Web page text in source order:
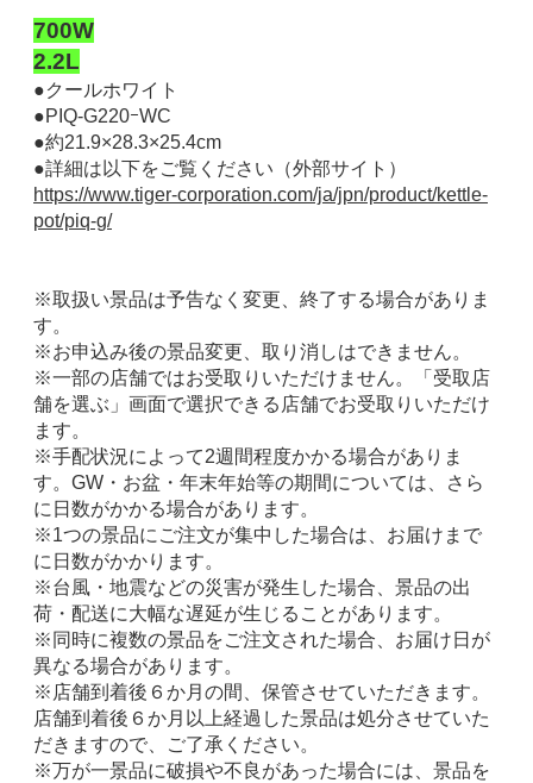
700W
2.2L
●クールホワイト
●PIQ-G220ｰWC
●約21.9×28.3×25.4cm
●詳細は以下をご覧ください（外部サイト）
https://www.tiger-corporation.com/ja/jpn/product/kettle-
pot/piq-g/
※取扱い景品は予告なく変更、終了する場合がありま
す。
※お申込み後の景品変更、取り消しはできません。
※一部の店舗ではお受取りいただけません。「受取店
舗を選ぶ」画面で選択できる店舗でお受取りいただけ
ます。
※手配状況によって2週間程度かかる場合がありま
す。GW・お盆・年末年始等の期間については、さら
に日数がかかる場合があります。
※1つの景品にご注文が集中した場合は、お届けまで
に日数がかかります。
※台風・地震などの災害が発生した場合、景品の出
荷・配送に大幅な遅延が生じることがあります。
※同時に複数の景品をご注文された場合、お届け日が
異なる場合があります。
※店舗到着後６か月の間、保管させていただきます。
店舗到着後６か月以上経過した景品は処分させていた
だきますので、ご了承ください。
※万が一景品に破損や不良があった場合には、景品を